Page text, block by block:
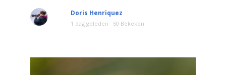
Doris Henriquez
1 dag geleden 50 Bekeken